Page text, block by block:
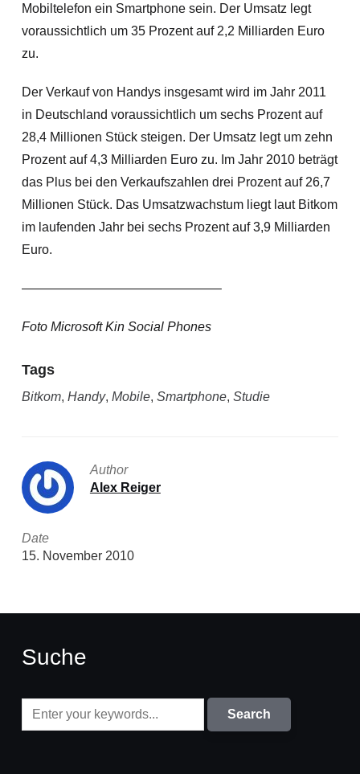
Mobiltelefon ein Smartphone sein. Der Umsatz legt
voraussichtlich um 35 Prozent auf 2,2 Milliarden Euro
zu.
Der Verkauf von Handys insgesamt wird im Jahr 2011
in Deutschland voraussichtlich um sechs Prozent auf
28,4 Millionen Stück steigen. Der Umsatz legt um zehn
Prozent auf 4,3 Milliarden Euro zu. Im Jahr 2010 beträgt
das Plus bei den Verkaufszahlen drei Prozent auf 26,7
Millionen Stück. Das Umsatzwachstum liegt laut Bitkom
im laufenden Jahr bei sechs Prozent auf 3,9 Milliarden
Euro.
———————————————–
Foto Microsoft Kin Social Phones
Tags
Bitkom, Handy, Mobile, Smartphone, Studie
Author
Alex Reiger
Date
15. November 2010
Suche